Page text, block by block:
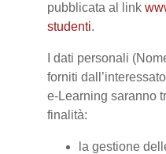
pubblicata al link
studenti.
I dati personali
forniti
e-Learning saranno
finalità:
la gestione